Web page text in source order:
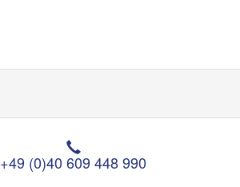
T
e
l
+49 (0)40 609 448 990